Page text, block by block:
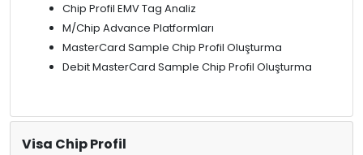
Chip Profil EMV Tag Analiz
M/Chip Advance Platformları
MasterCard Sample Chip Profil Oluşturma
Debit MasterCard Sample Chip Profil Oluşturma
Visa Chip Profil